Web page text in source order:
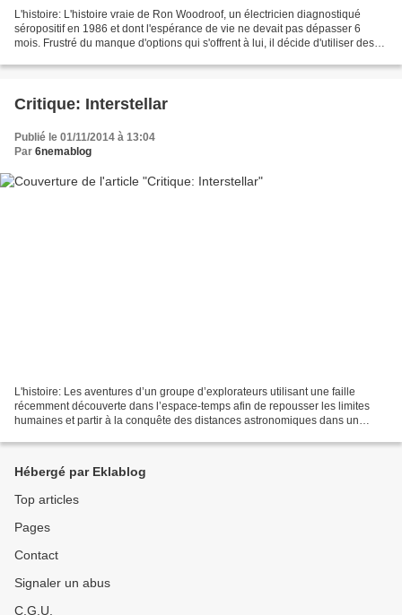
L'histoire: L'histoire vraie de Ron Woodroof, un électricien diagnostiqué
séropositif en 1986 et dont l'espérance de vie ne devait pas dépasser 6
mois. Frustré du manque d'options qui s'offrent à lui, il décide d'utiliser des
Critique: Interstellar
Publié le 01/11/2014 à 13:04
Par 6nemablog
L'histoire: Les aventures d’un groupe d’explorateurs utilisant une faille
récemment découverte dans l’espace-temps afin de repousser les limites
humaines et partir à la conquête des distances astronomiques dans un
Hébergé par Eklablog
Top articles
Pages
Contact
Signaler un abus
C.G.U.